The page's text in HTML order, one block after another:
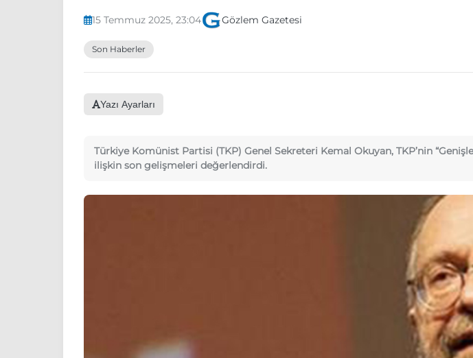
15 Temmuz 2025, 23:04 Gözlem Gazetesi
Son Haberler
Yazı Ayarları
Türkiye Komünist Partisi (TKP) Genel Sekreteri Kemal Okuyan, TKP’nin
ilişkin son gelişmeleri değerlendirdi.